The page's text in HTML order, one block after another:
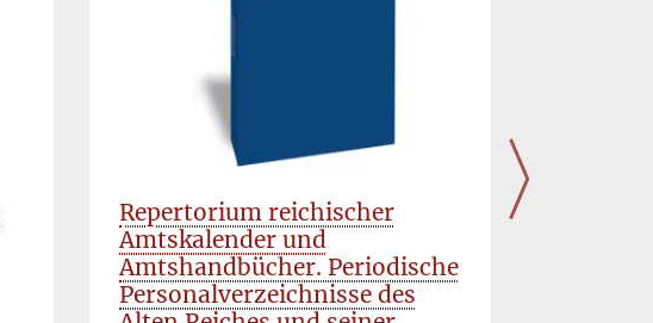
Repertorium reichischer
Amtskalender und
Amtshandbücher. Periodische
Personalverzeichnisse des